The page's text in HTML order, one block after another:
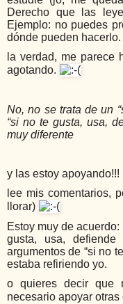
Derecho que las
Ejemplo: no puedes
dónde pueden hacerlo.
la verdad, me parece
agotando.
No, no se trata de un
“si no te gusta, usa,
muy diferente
y las estoy apoyando!!!
lee mis comentarios,
llorar)
Estoy muy de
gusta, usa,
argumentos de “si no
estaba refiriendo yo.
o quieres decir
necesario apoyar otras